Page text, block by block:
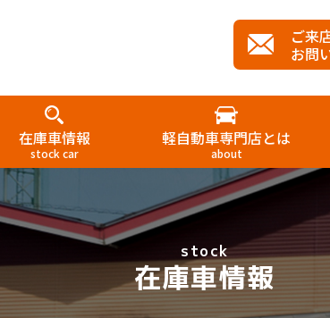
ご来
お問
在庫車情報
stock car
軽自動車専門店とは
about
stock
在庫車情報